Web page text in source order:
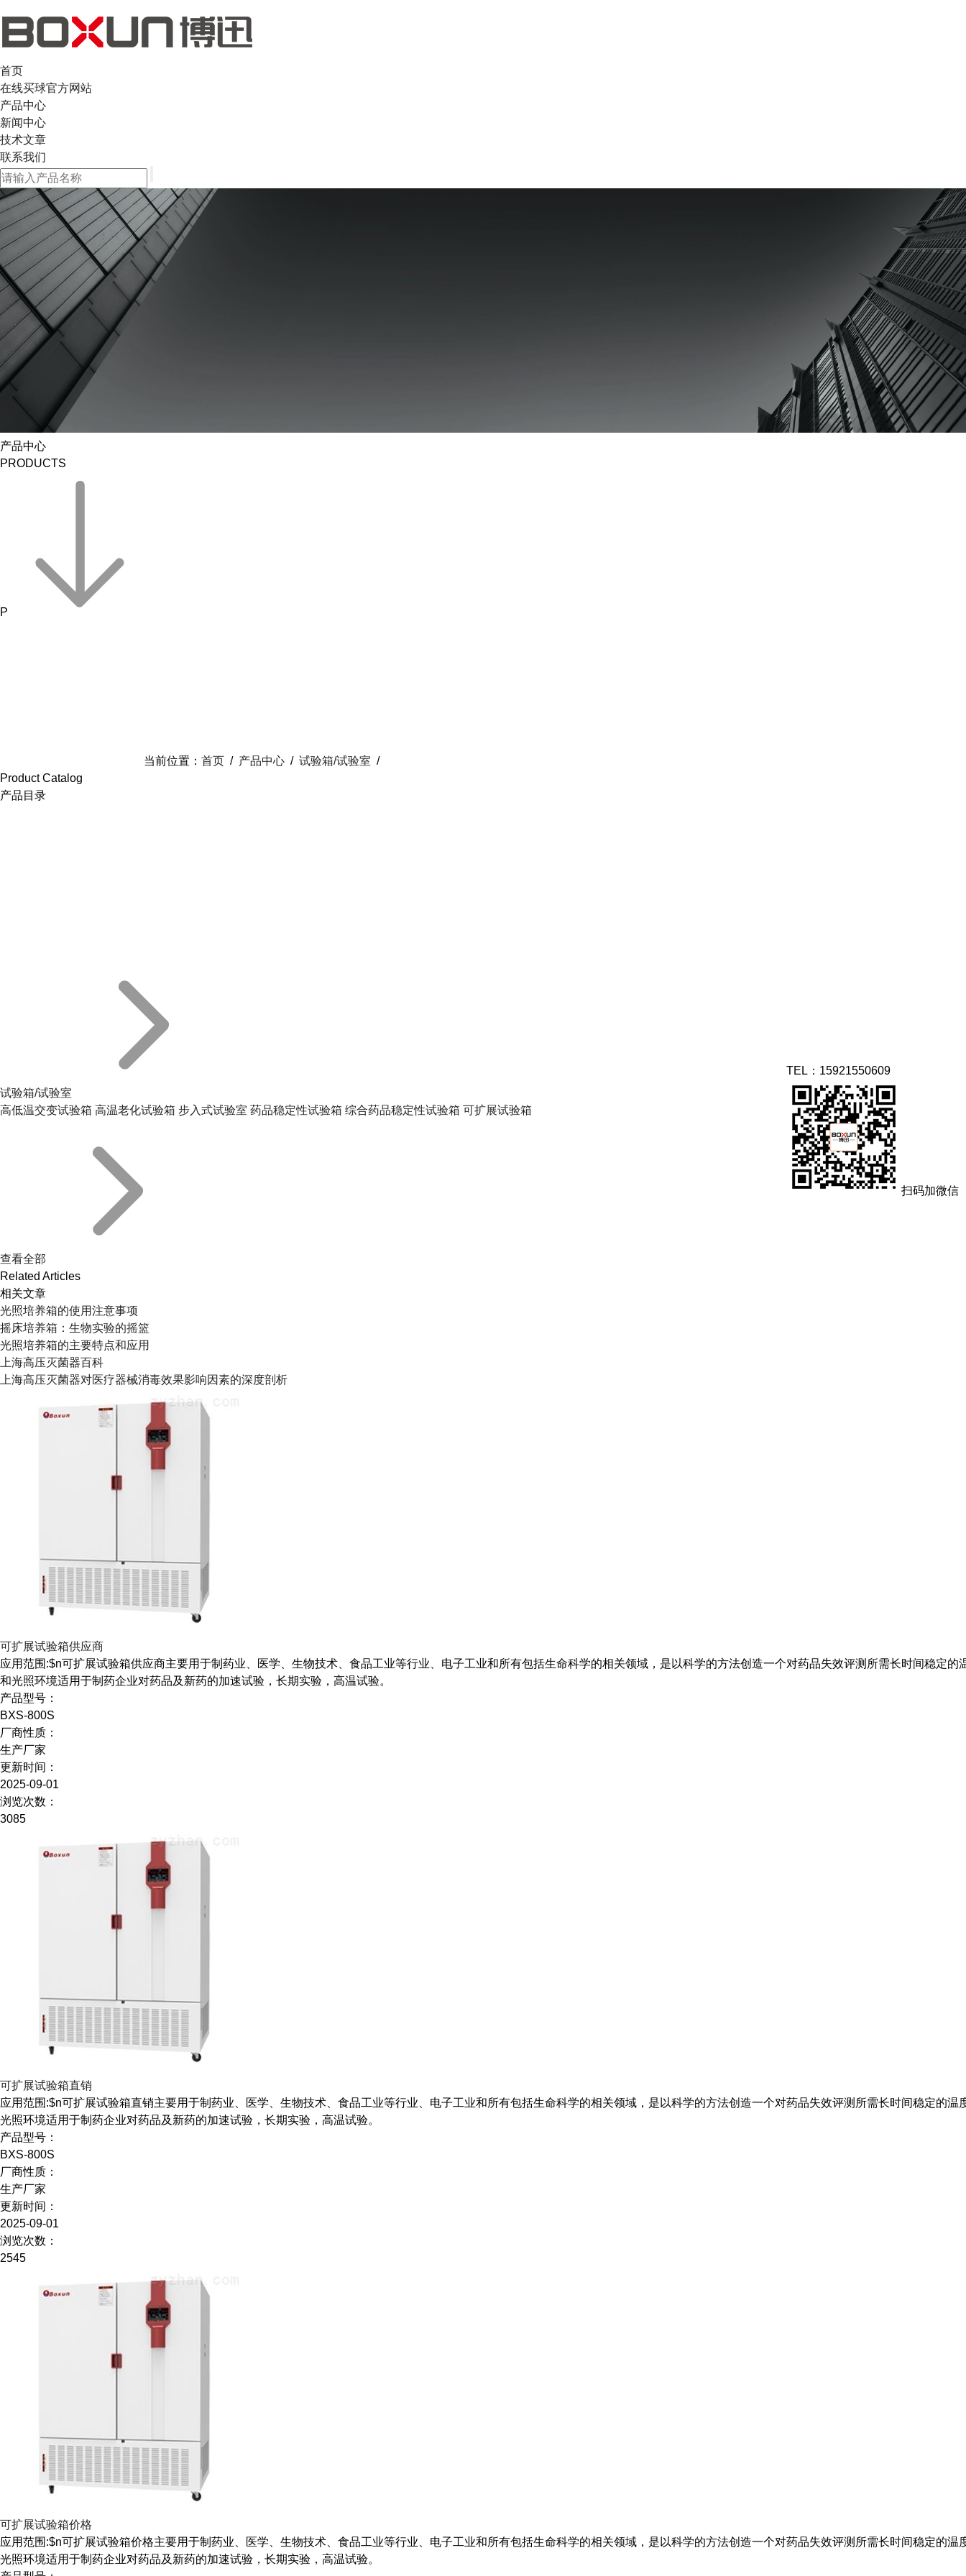
首页
在线买球官方网站
产品中心
新闻中心
技术文章
联系我们
产品中心
PRODUCTS
P
当前位置： 首页 / 产品中心 / 试验箱/试验室 /
Product Catalog
产品目录
试验箱/试验室
高低温交变试验箱 高温老化试验箱 步入式试验室 药品稳定性试验箱 综合药品稳定性试验箱 可扩展试验箱
查看全部
Related Articles
相关文章
光照培养箱的使用注意事项
摇床培养箱：生物实验的摇篮
光照培养箱的主要特点和应用
上海高压灭菌器百科
上海高压灭菌器对医疗器械消毒效果影响因素的深度剖析
可扩展试验箱供应商
应用范围:$n可扩展试验箱供应商主要用于制药业、医学、生物技术、食品工业等行业、电子工业和所有包括生命科学的相关领域，是以科学的方法创造一个对药品失效评测所需长时间稳定的
和光照环境适用于制药企业对药品及新药的加速试验，长期实验，高温试验。
产品型号：
BXS-800S
厂商性质：
生产厂家
更新时间：
2025-09-01
浏览次数：
3085
可扩展试验箱直销
应用范围:$n可扩展试验箱直销主要用于制药业、医学、生物技术、食品工业等行业、电子工业和所有包括生命科学的相关领域，是以科学的方法创造一个对药品失效评测所需长时间稳定的温
光照环境适用于制药企业对药品及新药的加速试验，长期实验，高温试验。
产品型号：
BXS-800S
厂商性质：
生产厂家
更新时间：
2025-09-01
浏览次数：
2545
可扩展试验箱价格
应用范围:$n可扩展试验箱价格主要用于制药业、医学、生物技术、食品工业等行业、电子工业和所有包括生命科学的相关领域，是以科学的方法创造一个对药品失效评测所需长时间稳定的温
光照环境适用于制药企业对药品及新药的加速试验，长期实验，高温试验。
TEL：15921550609
扫码加微信